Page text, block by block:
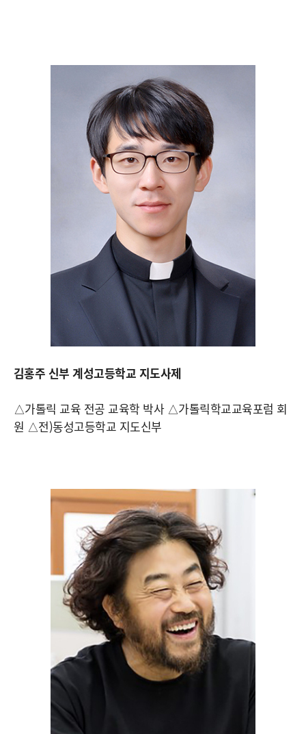
김홍주 신부 계성고등학교 지도사제
△가톨릭 교육 전공 교육학 박사 △가톨릭학교교육포럼 회
원 △전)동성고등학교 지도신부